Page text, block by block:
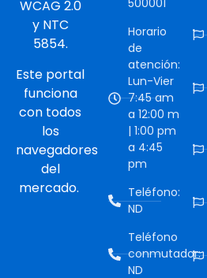
WCAG 2.0
y NTC
5854.
Este portal
funciona
con todos
los
navegadores
del
mercado.
500001
Horario
de
atención:
Lun-Vier
7:45 am
a 12:00 m
| 1:00 pm
a 4:45
pm
Teléfono:
ND
Teléfono
conmutador:
ND